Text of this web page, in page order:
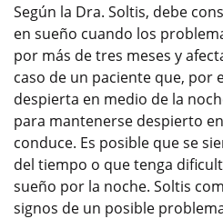
Según la Dra. Soltis, debe
en sueño cuando los
por más de tres meses y
caso de un paciente que, por
despierta en medio de la
para mantenerse despierto
conduce. Es posible que se
del tiempo o que tenga
sueño por la noche. Soltis
signos de un posible